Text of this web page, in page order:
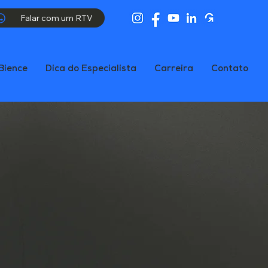
Falar com um RTV
Dica do Especialista Carreira Contato